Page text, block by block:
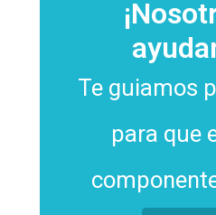
Te guiamos
para que